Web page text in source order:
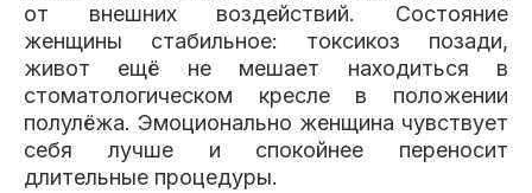
от внешних воздействий. Состояние
женщины стабильное: токсикоз позади,
живот ещё не мешает находиться в
стоматологическом кресле в положении
полулёжа. Эмоционально женщина чувствует
себя лучше и спокойнее переносит
длительные процедуры.